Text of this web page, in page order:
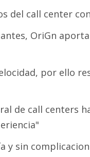
del call center
OriGn
por ello
de call centers
y sin